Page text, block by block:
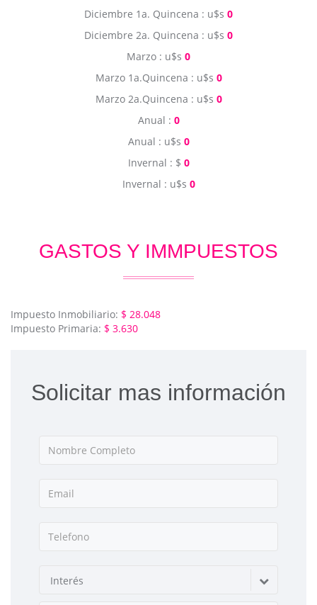
Diciembre 1a. Quincena : u$s 0
Diciembre 2a. Quincena : u$s 0
Marzo : u$s 0
Marzo 1a.Quincena : u$s 0
Marzo 2a.Quincena : u$s 0
Anual : 0
Anual : u$s 0
Invernal : $ 0
Invernal : u$s 0
GASTOS Y IMMPUESTOS
Impuesto Inmobiliario: $ 28.048
Impuesto Primaria: $ 3.630
Solicitar mas información
Interés